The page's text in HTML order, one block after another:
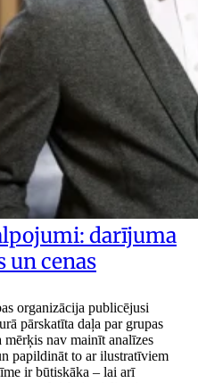
darījuma
un cenas
organizācija publicējusi
pārskatīta daļa par grupas
nav mainīt analīzes
papildināt to ar ilustratīviem
ir būtiskāka – lai arī